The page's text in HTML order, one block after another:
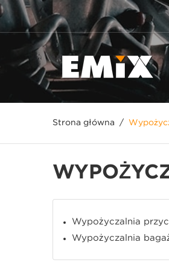
Strona główna
Wypożyczalnia
Wypożyczalnia